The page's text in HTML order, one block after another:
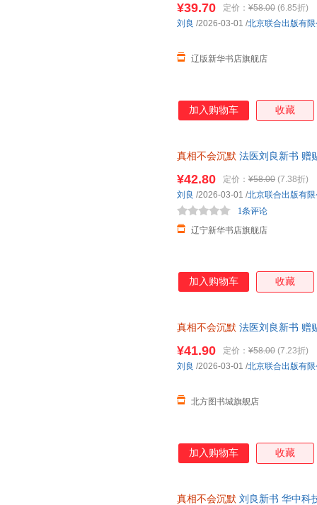
¥39.70 定价： ¥58.00 (6.85折)
辽版新华书店旗舰店
刘良 /2026-03-01 /北京联合出版有
加入购物车 收藏
真相不会沉默 法医刘良新书 赠
¥42.80 定价： ¥58.00 (7.38折)
辽宁新华书店旗舰店
1条评论
刘良 /2026-03-01 /北京联合出版有
加入购物车 收藏
真相不会沉默 法医刘良新书 赠
¥41.90 定价： ¥58.00 (7.23折)
北方图书城旗舰店
刘良 /2026-03-01 /北京联合出版有
加入购物车 收藏
真相不会沉默 刘良新书 华中科